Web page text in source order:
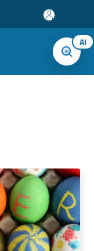
AI